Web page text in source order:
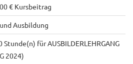
€ Kursbeitrag
Ausbildung
Stunde(n) für AUSBILDERLEHRGANG
2024)